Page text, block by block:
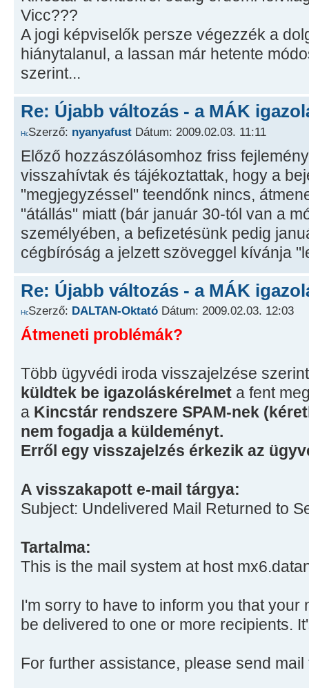
Vicc???
A jogi képviselők persze végezzék a
hiánytalanul, a lassan már hetente
szerint...
Re: Újabb változás - a MÁK
Szerző: nyanyafust Dátum: 2009.02.03. 11:11
Előző hozzászólásomhoz friss
visszahívtak és tájékoztattak, hogy a
"megjegyzéssel" teendőnk nincs,
"átállás" miatt (bár január 30-tól van a
személyében, a befizetésünk pedig
cégbíróság a jelzett szöveggel kívánja
Re: Újabb változás - a MÁK
Szerző: DALTAN-Oktató Dátum: 2009.02.03. 12:03
Átmeneti problémák?
Több ügyvédi iroda visszajelzése
küldtek be igazoláskérelmet a fent
a Kincstár rendszere SPAM-nek
nem fogadja a küldeményt.
Erről egy visszajelzés érkezik az
A visszakapott e-mail tárgya:
Subject: Undelivered Mail Returned to
Tartalma:
This is the mail system at host
I'm sorry to have to inform you that your
be delivered to one or more recipients.
For further assistance, please send mail